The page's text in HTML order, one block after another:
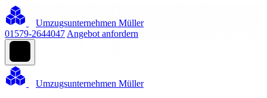
Umzugsunternehmen Müller
01579-2644047 Angebot anfordern
Umzugsunternehmen Müller